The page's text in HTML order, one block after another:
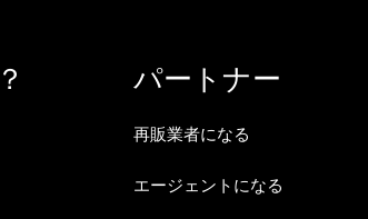
パートナー
再販業者になる
エージェントになる